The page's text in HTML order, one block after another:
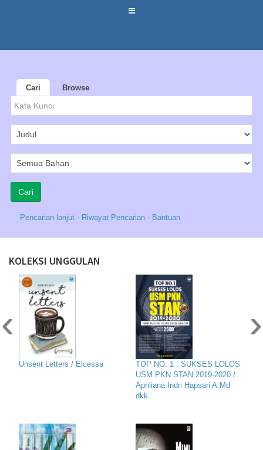
Cari Browse
Pencarian lanjut - Riwayat Pencarian - Bantuan
KOLEKSI UNGGULAN
Unsent Letters / Elcessa
TOP NO. 1 : SUKSES LOLOS
USM PKN STAN 2019-2020 /
Apriliana Indri Hapsari A.Md
dkk
‹ ›